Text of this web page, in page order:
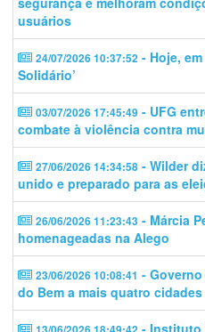
usuários
24/07/2026 10:37:52 - Hoje,
Solidário’
03/07/2026 17:45:49 - UFG
combate à violência contra
27/06/2026 14:34:58 - Wilder
unido e preparado para as
26/06/2026 11:23:43 - Márcia
homenageadas na Alego
23/06/2026 10:08:41 -
do Bem a mais quatro cidades
- Instituto